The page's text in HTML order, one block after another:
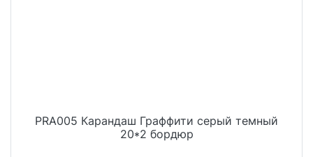
PRA005 Карандаш Граффити серый темный
20*2 бордюр